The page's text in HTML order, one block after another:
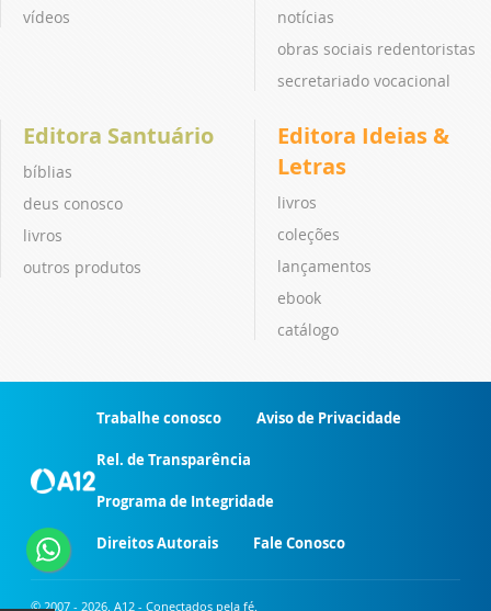
vídeos
notícias
obras sociais redentoristas
secretariado vocacional
Editora Santuário
bíblias
deus conosco
livros
outros produtos
Editora Ideias &
Letras
livros
coleções
lançamentos
ebook
catálogo
Trabalhe conosco Aviso de Privacidade
Rel. de Transparência
Programa de Integridade
Direitos Autorais Fale Conosco
© 2007 - 2026. A12 - Conectados pela fé.